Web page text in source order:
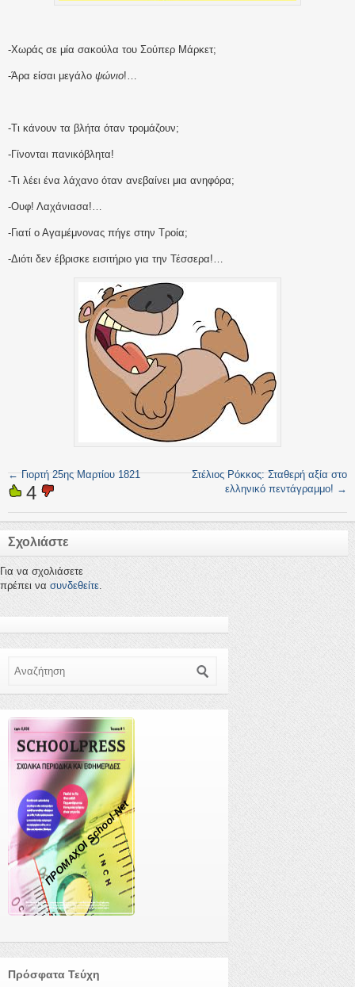
-Χωράς σε μία σακούλα του Σούπερ Μάρκετ;
-Άρα είσαι μεγάλο ψώνιο!…
-Τι κάνουν τα βλήτα όταν τρομάζουν;
-Γίνονται πανικόβλητα!
-Τι λέει ένα λάχανο όταν ανεβαίνει μια ανηφόρα;
-Ουφ! Λαχάνιασα!…
-Γιατί ο Αγαμέμνονας πήγε στην Τροία;
-Διότι δεν έβρισκε εισιτήριο για την Τέσσερα!…
←Γιορτή 25ης Μαρτίου 1821
Στέλιος Ρόκκος: Σταθερή αξία στο
ελληνικό πεντάγραμμο! →
4
Σχολιάστε
Για να σχολιάσετε
πρέπει να συνδεθείτε.
ΠΡΟΜΑΧΟΙ School Net
Πρόσφατα Τεύχη